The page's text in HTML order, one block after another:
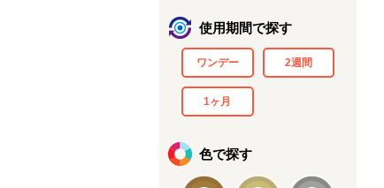
使用期間で探す
ワンデー 2週間
1ヶ月
色で探す